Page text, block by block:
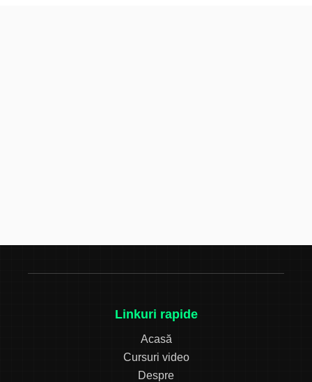
Linkuri rapide
Acasă
Cursuri video
Despre